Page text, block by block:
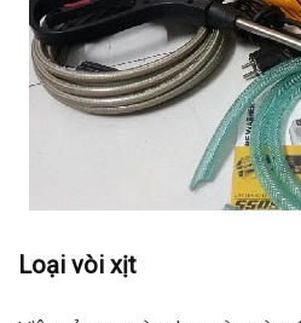
Loại vòi xịt